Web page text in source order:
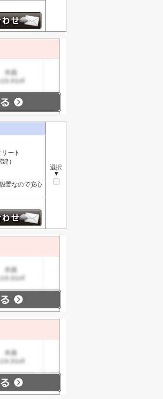
選択
▼
ート
）
置なので安心